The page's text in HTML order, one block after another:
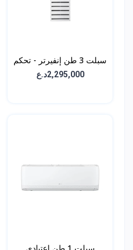
سبلت 3 طن إنفيرتر - تحكم
2,295,000د.ع
سبلت 1 طن اعتيادي